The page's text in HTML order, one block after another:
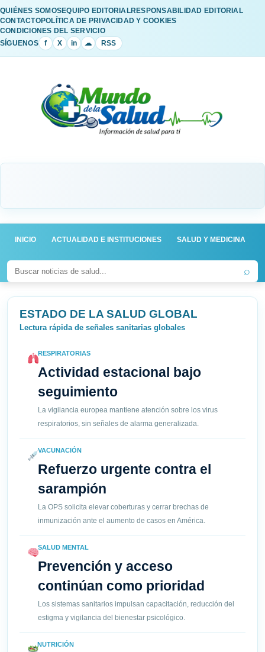
QUIÉNES SOMOSEQUIPO EDITORIALRESPONSABILIDAD EDITORIAL
CONTACTOPOLÍTICA DE PRIVACIDAD Y COOKIES
CONDICIONES DEL SERVICIO
SÍGUENOS
f X in ☁ RSS
INICIO ACTUALIDAD E INSTITUCIONES SALUD Y MEDICINA
⌕
ESTADO DE LA SALUD GLOBAL
Lectura rápida de señales sanitarias globales
RESPIRATORIAS
Actividad estacional bajo
seguimiento
La vigilancia europea mantiene atención sobre los virus
respiratorios, sin señales de alarma generalizada.
VACUNACIÓN
Refuerzo urgente contra el
sarampión
La OPS solicita elevar coberturas y cerrar brechas de
inmunización ante el aumento de casos en América.
SALUD MENTAL
Prevención y acceso
continúan como prioridad
Los sistemas sanitarios impulsan capacitación, reducción del
estigma y vigilancia del bienestar psicológico.
NUTRICIÓN